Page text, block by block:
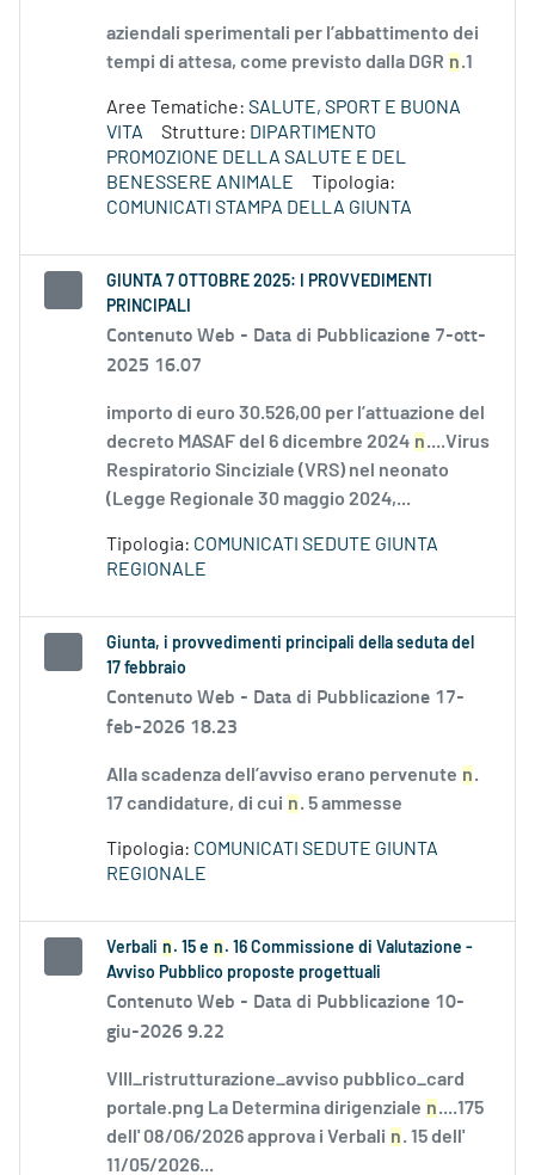
aziendali sperimentali per l’abbattimento dei
tempi di attesa, come previsto dalla DGR n.1
Aree Tematiche: SALUTE, SPORT E BUONA
VITA
Strutture: DIPARTIMENTO
PROMOZIONE DELLA SALUTE E DEL
BENESSERE ANIMALE
Tipologia:
COMUNICATI STAMPA DELLA GIUNTA
GIUNTA 7 OTTOBRE 2025: I PROVVEDIMENTI
PRINCIPALI
Contenuto Web - Data di Pubblicazione 7-ott-
2025 16.07
importo di euro 30.526,00 per l’attuazione del
decreto MASAF del 6 dicembre 2024 n....Virus
Respiratorio Sinciziale (VRS) nel neonato
(Legge Regionale 30 maggio 2024,...
Tipologia: COMUNICATI SEDUTE GIUNTA
REGIONALE
Giunta, i provvedimenti principali della seduta del
17 febbraio
Contenuto Web - Data di Pubblicazione 17-
feb-2026 18.23
Alla scadenza dell’avviso erano pervenute n.
17 candidature, di cui n. 5 ammesse
Tipologia: COMUNICATI SEDUTE GIUNTA
REGIONALE
Verbali n . 15 e n . 16 Commissione di Valutazione -
Avviso Pubblico proposte progettuali
Contenuto Web - Data di Pubblicazione 10-
giu-2026 9.22
VIII_ristrutturazione_avviso pubblico_card
portale.png La Determina dirigenziale n....175
dell' 08/06/2026 approva i Verbali n. 15 dell'
11/05/2026...